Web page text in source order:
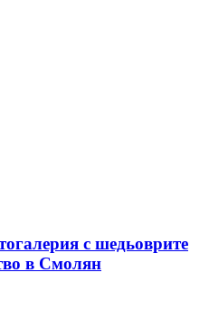
с шедьоврите
в Смолян